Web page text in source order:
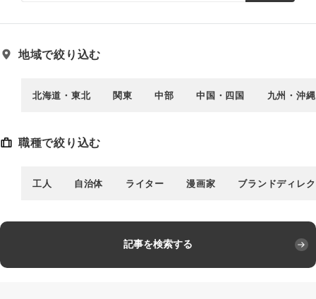
地域で絞り込む
北海道・東北 関東 中部 中国・四国 九州・沖縄
職種で絞り込む
工人 自治体 ライター 漫画家 ブランドディレ
記事を検索する